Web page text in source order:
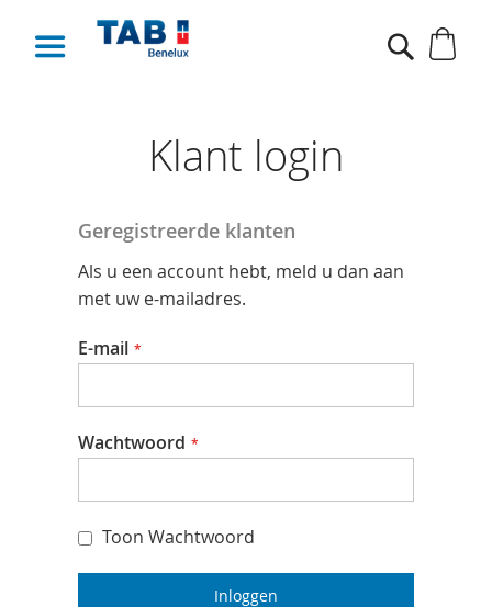
Search
Klant login
Geregistreerde klanten
Als u een account hebt, meld u dan aan
met uw e-mailadres.
E-mail
Wachtwoord
Toon Wachtwoord
Inloggen